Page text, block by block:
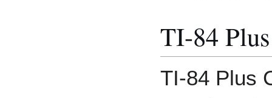
TI-84
TI-84 Plus